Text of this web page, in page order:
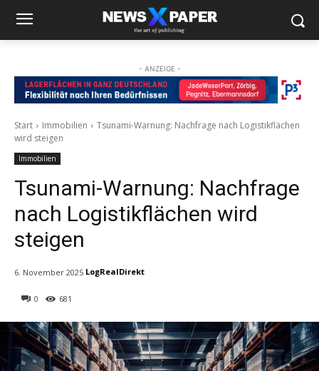
- ANZEIGE -
Start Immobilien
Tsunami-Warnung: Nachfrage nach Logistikflächen
wird steigen
Immobilien
Tsunami-Warnung: Nachfrage
nach Logistikflächen wird
steigen
0 681
6. November 2025 LogRealDirekt